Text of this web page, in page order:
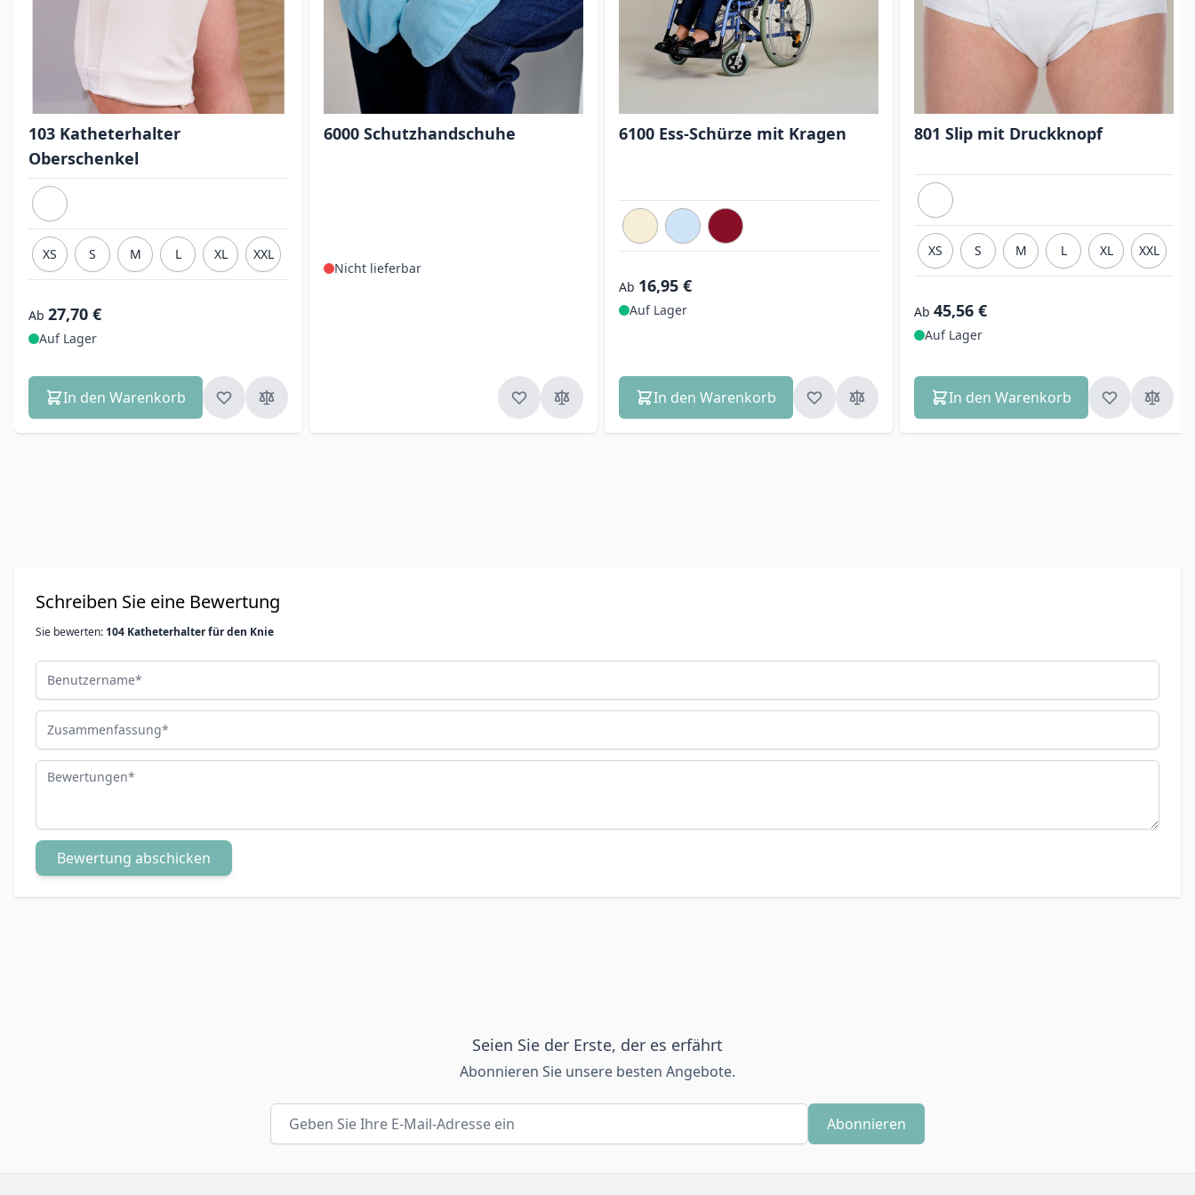
103 Katheterhalter
Oberschenkel
XS S M L XL XXL
Ab 27,70 €
Auf Lager
In den Warenkorb
6000 Schutzhandschuhe
Nicht lieferbar
6100 Ess-Schürze mit Kragen
Ab 16,95 €
Auf Lager
In den Warenkorb
801 Slip mit Druckknopf
XS S M L XL XXL
Ab 45,56 €
Auf Lager
In den Warenkorb
Schreiben Sie eine Bewertung
Sie bewerten: 104 Katheterhalter für den Knie
Benutzername
Zusammenfassung
Bewertungen
Bewertung abschicken
Seien Sie der Erste, der es erfährt
Abonnieren Sie unsere besten Angebote.
E-Mailadresse
Abonnieren